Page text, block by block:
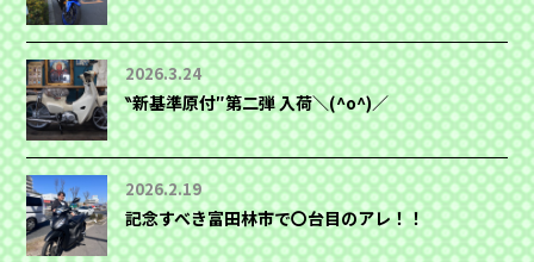
2026.3.24
‶新基準原付″第二弾 入荷＼(^o^)／
2026.2.19
記念すべき富田林市で〇台目のアレ！！